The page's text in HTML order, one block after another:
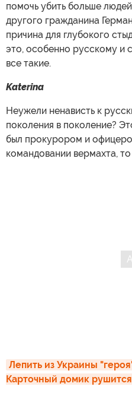
помочь убить больше
другого гражданина
причина для глубокого
это, особенно русскому и
все такие.
Katerina
Неужели ненависть к
поколения в поколение?
был прокурором и
командовании вермахта,
Лепить из Украины
Карточный домик рушится